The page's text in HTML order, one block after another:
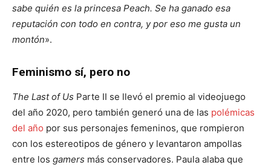
sabe quién es la princesa Peach. Se ha ganado esa
reputación con todo en contra, y por eso me gusta un
montón».
Feminismo sí, pero no
The Last of Us Parte II se llevó el premio al videojuego
del año 2020, pero también generó una de las polémicas
del año por sus personajes femeninos, que rompieron
con los estereotipos de género y levantaron ampollas
entre los gamers más conservadores. Paula alaba que